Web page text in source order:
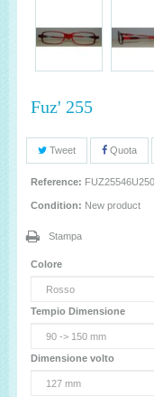
Fuz' 255
Tweet Quota
Reference: FUZ25546U250
Condition: New product
Stampa
Colore
Tempio Dimensione
Dimensione volto